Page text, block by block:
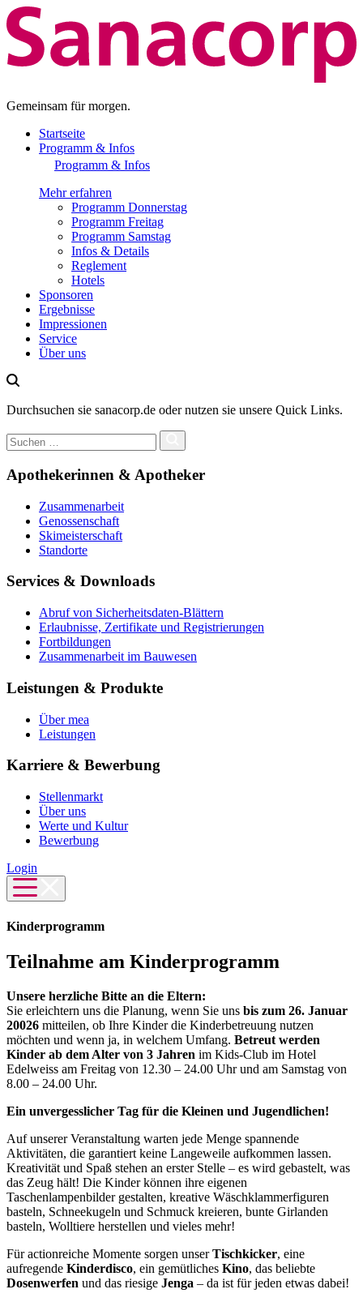
Gemeinsam für morgen.
Startseite
Programm & Infos
Programm & Infos
Mehr erfahren
Programm Donnerstag
Programm Freitag
Programm Samstag
Infos & Details
Reglement
Hotels
Sponsoren
Ergebnisse
Impressionen
Service
Über uns
Durchsuchen sie sanacorp.de oder nutzen sie unsere Quick Links.
Apothekerinnen & Apotheker
Zusammenarbeit
Genossenschaft
Skimeisterschaft
Standorte
Services & Downloads
Abruf von Sicherheitsdaten-Blättern
Erlaubnisse, Zertifikate und Registrierungen
Fortbildungen
Zusammenarbeit im Bauwesen
Leistungen & Produkte
Über mea
Leistungen
Karriere & Bewerbung
Stellenmarkt
Über uns
Werte und Kultur
Bewerbung
Login
Kinderprogramm
Teilnahme am Kinderprogramm
Unsere herzliche Bitte an die Eltern:
Sie erleichtern uns die Planung, wenn Sie uns bis zum 26. Januar
20026 mitteilen, ob Ihre Kinder die Kinderbetreuung nutzen
möchten und wenn ja, in welchem Umfang. Betreut werden
Kinder ab dem Alter von 3 Jahren im Kids-Club im Hotel
Edelweiss am Freitag von 12.30 – 24.00 Uhr und am Samstag von
8.00 – 24.00 Uhr.
Ein unvergesslicher Tag für die Kleinen und Jugendlichen!
Auf unserer Veranstaltung warten jede Menge spannende
Aktivitäten, die garantiert keine Langeweile aufkommen lassen.
Kreativität und Spaß stehen an erster Stelle – es wird gebastelt, was
das Zeug hält! Die Kinder können ihre eigenen
Taschenlampenbilder gestalten, kreative Wäschklammerfiguren
basteln, Schneekugeln und Schmuck kreieren, bunte Girlanden
basteln, Wolltiere herstellen und vieles mehr!
Für actionreiche Momente sorgen unserTischkicker, eine
aufregende Kinderdisco, ein gemütliches Kino, das beliebte
Dosenwerfen und das riesige Jenga – da ist für jeden etwas dabei!